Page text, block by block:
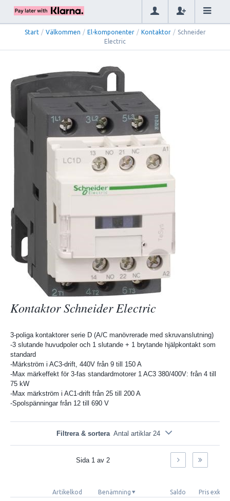
Start / Välkommen / El-komponenter / Kontaktor / Schneider
Electric
Kontaktor Schneider Electric
3-poliga kontaktorer serie D (A/C manövrerade med skruvanslutning)
-3 slutande huvudpoler och 1 slutande + 1 brytande hjälpkontakt som
standard
-Märkström i AC3-drift, 440V från 9 till 150 A
-Max märkeffekt för 3-fas standardmotorer 1 AC3 380/400V: från 4 till
75 kW
-Max märkström i AC1-drift från 25 till 200 A
-Spolspänningar från 12 till 690 V
Filtrera & sortera Antal artiklar 24
Sida 1 av 2
Artikelkod Benämning Saldo Pris